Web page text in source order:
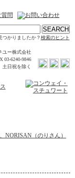
つかりましたか？検索のヒント
ユー株式会社
03-6240-9846
日祝を除く
NORISAN（のりさん）